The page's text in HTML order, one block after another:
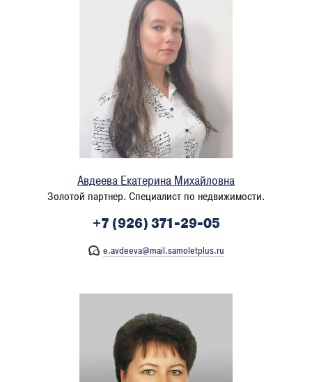
Авдеева Екатерина Михайловна
Золотой партнер. Специалист по недвижимости.
+7 (926) 371-29-05
e.avdeeva@mail.samoletplus.ru